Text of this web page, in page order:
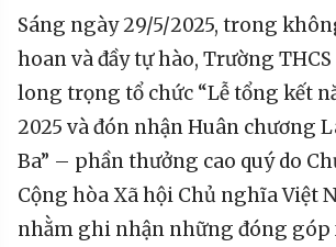
Sáng ngày 29/5/2025, trong
hoan và đầy tự hào, Trường THCS
long trọng tổ chức “Lễ tổng kết
2025 và đón nhận Huân chương
Ba” – phần thưởng cao quý do
Cộng hòa Xã hội Chủ nghĩa Việt
nhằm ghi nhận những đóng góp